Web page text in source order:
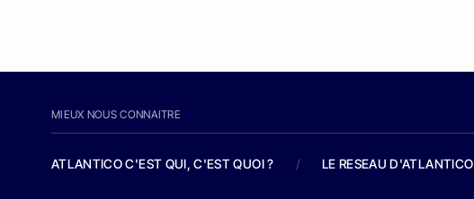
MIEUX NOUS CONNAITRE
ATLANTICO C'EST QUI, C'EST QUOI ? / LE RESEAU D'ATLANTICO